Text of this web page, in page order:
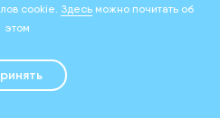
cookie. Здесьможно почитать об
этом